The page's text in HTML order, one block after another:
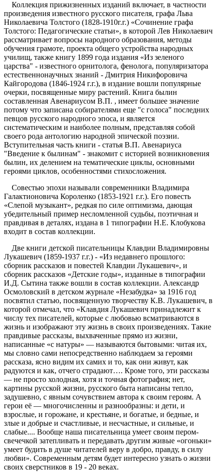
Коллекция прижизненных изданий включает, в частности
произведения известного русского писателя, графа Льва
Николаевича Толстого (1828-1910г.г.) «Сочинение графа
Толстого: Педагогические статьи», в которой Лев Николаевич
рассматривает вопросы народного образования, методы
обучения грамоте, проекта общего устройства народных
училищ, также книгу 1899 года издания «Из зеленого
царства" - известного орнитолога, фенолога, популяризатора
естественнонаучных знаний - Дмитрия Никифоровича
Кайгородова (1846-1924 г.г.), в издание вошли популярные
очерки, посвященные миру растений. Книга былин
составленная Авенариусом В.П. , имеет большее значение
потому что записана собирателями еще "с голоса" последних
певцов русского народного эпоса, и является
систематическим и наиболее полным, представляя собой
своего рода антологию народной эпической поэзии.
Вступительная часть книги - статья В.П. Авенариуса
"Введение к былинам" - знакомит с историей возникновения
былин, их делением на тематические циклы, основными
героями циклов, особенностями стихосложения.
Совестью эпохи называли современники Владимира
Галактионовича Короленко (1853-1921 г.г.). Его повесть
«Слепой музыкант», редкая по силе оптимизма, дающая
убедительный пример несломленной судьбы, поэтичная и
правдивая в деталях, издана в 1 типографии Н.Е. Клобукова
входит в состав коллекции.
Две книги детской писательницы Клавдии Владимировны
Лукашевич (1859-1937 г.г.) - «Из недавнего прошлого:
сборник рассказов и повестей Клавдии Лукашевич», и
сборник рассказов «Детские годы», изданные в типографии
И.Д. Сытина также вошли в состав коллекции. Александр
Осмоловский в детском журнале «Незабудка» за 1916 год
посвятил статью, посвященную творчеству К.В. Лукашевич, в
которой отмечал, что «Клавдия Лукашевич принадлежит к
числу тех писателей, которые с любовью всматриваются в
жизнь и изображают эту жизнь в своих произведениях. Такие
правдивые рассказы, выхваченные прямо из жизни,
написанные «с натуры» — называются бытовыми: читая их,
мы словно сами непосредственно наблюдаем за героями
рассказа, ясно видим их самих и то, как они живут, как
радуются и как, отчего страдают…. Кроме того, эти рассказы
— не просто холодная, хотя и точная фотография; нет,
картины русской жизни, русского быта написаны тепло,
задушевно, с явным сочувствием автора к своим героям. А
герои её — многочисленны и разнообразны: и дети, и
взрослые, и горожане, и крестьяне, и богатые, и бедные, и
злые и добрые и счастливые, и несчастные, и сильные, и
слабые.... Вообще наша писательница умеет своим пером-
свечечкой затепливать и передавать другим живые «огоньки»
умеет будить в душе читателей веру в добро, правду, в силу
любви». Современным детям будет интересно узнать о жизни
своих сверстников в 19 - 20 веках.